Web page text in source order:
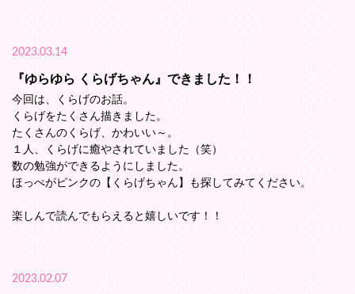
2023.03.14
『ゆらゆら くらげちゃん』できました！！
今回は、くらげのお話。
くらげをたくさん描きました。
たくさんのくらげ、かわいい～。
１人、くらげに癒やされていました（笑）
数の勉強ができるようにしました。
ほっぺがピンクの【くらげちゃん】も探してみてください。
楽しんで読んでもらえると嬉しいです！！
2023.02.07